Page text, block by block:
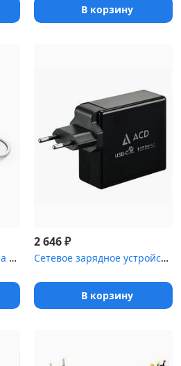
В корзину
Комплект зар./устр. Hama H-183317 3A PD для Apple кабель Apple Li...
2 646₽
Сетевое зарядное устройство СЗУ (ACD-P602W-V1B) 60Вт, Сетевое ЗУ ...
В корзину